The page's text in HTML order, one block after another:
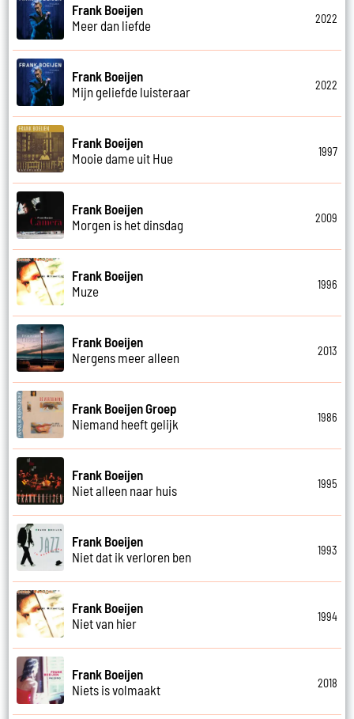
Frank Boeijen
Meer dan liefde
2022
Frank Boeijen
Mijn geliefde luisteraar
2022
Frank Boeijen
Mooie dame uit Hue
1997
Frank Boeijen
Morgen is het dinsdag
2009
Frank Boeijen
Muze
1996
Frank Boeijen
Nergens meer alleen
2013
Frank Boeijen Groep
Niemand heeft gelijk
1986
Frank Boeijen
Niet alleen naar huis
1995
Frank Boeijen
Niet dat ik verloren ben
1993
Frank Boeijen
Niet van hier
1994
Frank Boeijen
Niets is volmaakt
2018